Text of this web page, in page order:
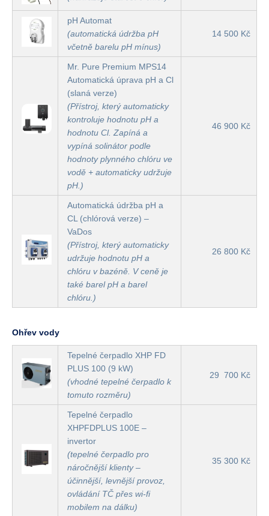
pH Automat
(automatická údržba pH
včetně barelu pH mínus)
14 500 Kč
Mr. Pure Premium MPS14
Automatická úprava pH a Cl
(slaná verze)
(Přístroj, který automaticky
kontroluje hodnotu pH a
hodnotu Cl. Zapíná a
vypíná solinátor podle
hodnoty plynného chlóru ve
vodě + automaticky udržuje
pH.)
46 900 Kč
Automatická údržba pH a
CL (chlórová verze) –
VaDos
(Přístroj, který automaticky
udržuje hodnotu pH a
chlóru v bazéně. V ceně je
také barel pH a barel
chlóru.)
26 800 Kč
Ohřev vody
Tepelné čerpadlo XHP FD
PLUS 100 (9 kW)
(vhodné tepelné čerpadlo k
tomuto rozměru)
29 700 Kč
Tepelné čerpadlo
XHPFDPLUS 100E –
invertor
(tepelné čerpadlo pro
náročnější klienty –
účinnější, levnější provoz,
ovládání TČ přes wi-fi
mobilem na dálku)
35 300 Kč